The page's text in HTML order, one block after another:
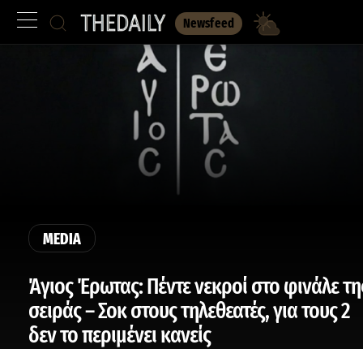
Newsfeed
MEDIA
Άγιος Έρωτας: Πέντε νεκροί στο φινάλε
σειράς – Σοκ στους τηλεθεατές, για τους 2
δεν το περιμένει κανείς